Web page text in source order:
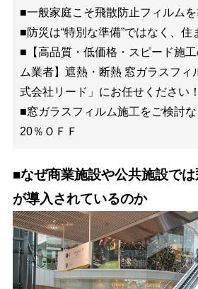
■一般家庭こそ飛散防止フィルム
■防災は“特別な準備”ではなく、
■【高品質・低価格・スピード施
ム業者】遮熱・断熱 窓ガラスフィ
式会社リード」にお任せください！
■窓ガラスフィルム施工をご検討
20％ＯＦＦ
■なぜ商業施設や公共施設で
が導入されているのか